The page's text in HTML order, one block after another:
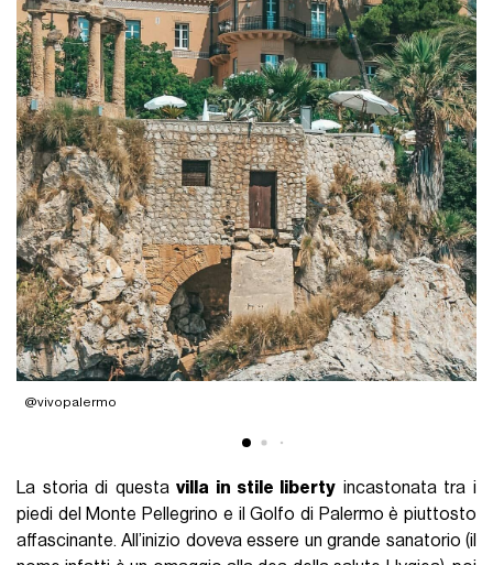
@vivopalermo
La storia di questavilla in stile liberty incastonata tra i
piedi del Monte Pellegrino e il Golfo di Palermo è piuttosto
affascinante. All’inizio doveva essere un grande sanatorio (il